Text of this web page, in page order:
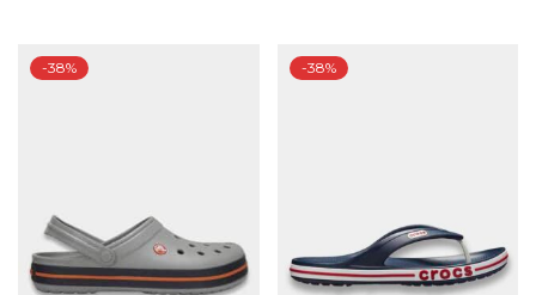
418 грн..
499 грн..
-38% -38%